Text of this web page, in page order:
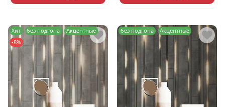
Хит без подгона
Акцентные
-8%
без подгона Акцентные